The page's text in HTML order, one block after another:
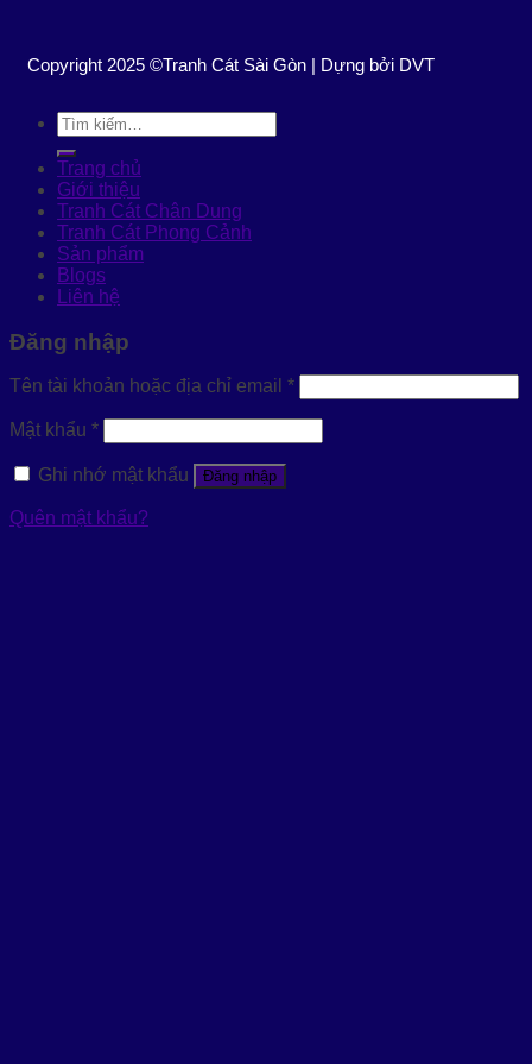
Copyright 2025 ©Tranh Cát Sài Gòn | Dựng bởi DVT
Tìm
kiếm:
Trang chủ
Giới thiệu
Tranh Cát Chân Dung
Tranh Cát Phong Cảnh
Sản phẩm
Blogs
Liên hệ
Đăng nhập
Tên tài khoản hoặc địa chỉ email *
Mật khẩu *
Ghi nhớ mật khẩu Đăng nhập
Quên mật khẩu?